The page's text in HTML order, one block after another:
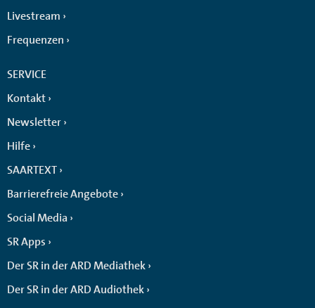
Livestream
Frequenzen
SERVICE
Kontakt
Newsletter
Hilfe
SAARTEXT
Barrierefreie Angebote
Social Media
SR Apps
Der SR in der ARD Mediathek
Der SR in der ARD Audiothek